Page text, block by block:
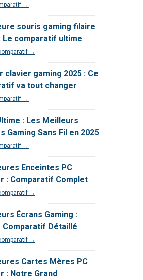
→
souris gaming filaire
Le comparatif ultime
→
clavier gaming 2025 : Ce
va tout changer
→
: Les Meilleurs
Gaming Sans Fil en 2025
→
Enceintes PC
: Comparatif Complet
→
Écrans Gaming :
Comparatif Détaillé
→
Cartes Mères PC
: Notre Grand